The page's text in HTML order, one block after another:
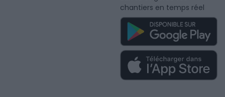
chantiers en temps réel